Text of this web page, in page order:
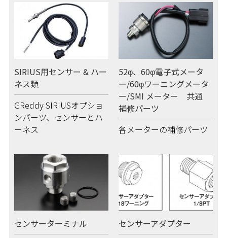
SIRIUS用センサー & ハー
ネス類
GReddy SIRIUSオプショ
ンパーツ、センサーとハ
ーネス
52φ、60φ電子式メータ
ー/60φワーニングメータ
ー/SMI メーター 共通
補修パーツ
各メーターの補修パーツ
センサーターミナル
センサーアダプター